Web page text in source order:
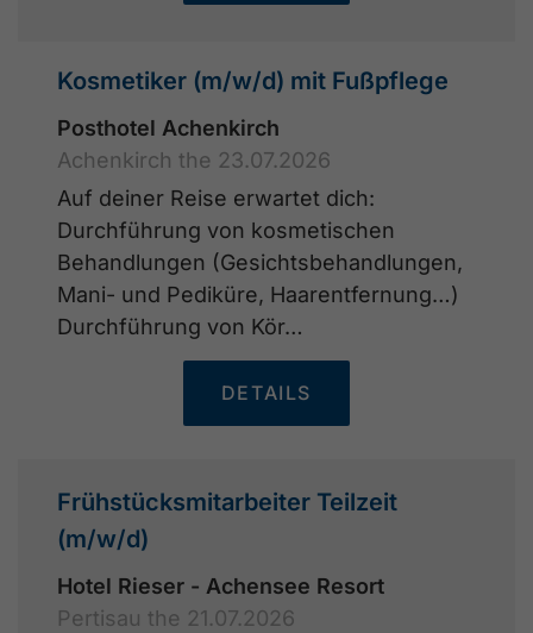
Kosmetiker (m/w/d) mit Fußpflege
Posthotel Achenkirch
Achenkirch the 23.07.2026
Auf deiner Reise erwartet dich:
Durchführung von kosmetischen
Behandlungen (Gesichtsbehandlungen,
Mani- und Pediküre, Haarentfernung…)
Durchführung von Kör…
DETAILS
Frühstücksmitarbeiter Teilzeit
(m/w/d)
Hotel Rieser - Achensee Resort
Pertisau the 21.07.2026